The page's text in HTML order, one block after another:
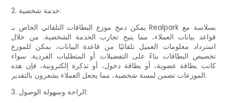
2. خدمة شخصية:
يمكن دمج موزع البطاقات التلقائي الخاص بـ Realpark بسلاسة مع
قواعد بيانات العملاء، مما يتيح تجارب الخدمة الشخصية. من خلال
استرداد معلومات العميل تلقائيًا من قاعدة البيانات، يمكن للموزع
تخصيص البطاقات بناءً على التفضيلات أو المتطلبات الفردية. سواء
كانت بطاقة عضوية، أو بطاقة دخول، أو تذكرة إلكترونية، فإن هذه
الموزعات تضمن لمسة شخصية، مما يجعل العملاء يشعرون بالتقدير.
3. الراحة وسهولة الوصول: